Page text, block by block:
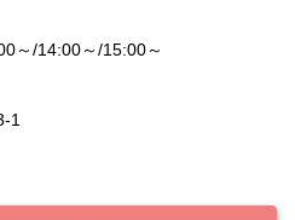
～/14:00～/15:00～
1